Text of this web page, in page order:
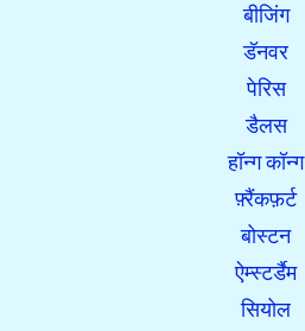
बीजिंग
डॅनवर
पेरिस
डैलस
हॉन्ग कॉन्ग
फ़्रैंकफ़र्ट
बोस्टन
ऐम्स्टर्डैम
सियोल